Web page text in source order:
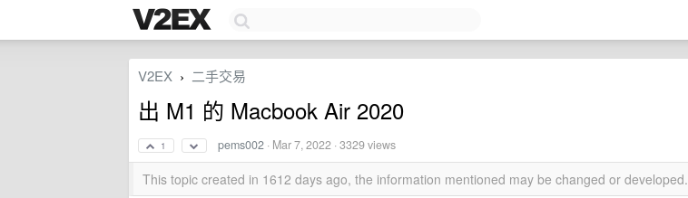
V2EX › 二手交易
出 M1 的 Macbook Air 2020
1 pems002 · Mar 7, 2022 · 3329 views
This topic created in 1612 days ago, the information mentioned may be changed or developed.